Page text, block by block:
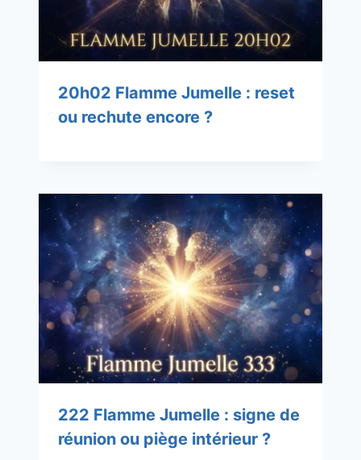
20h02 Flamme Jumelle : reset
ou rechute encore ?
222 Flamme Jumelle : signe de
réunion ou piège intérieur ?